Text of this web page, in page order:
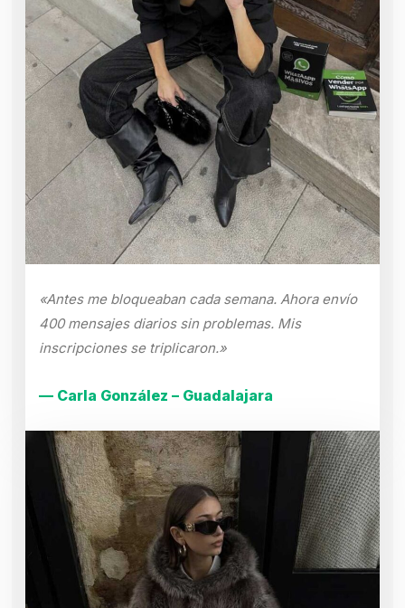
«Antes me bloqueaban cada semana. Ahora envío
400 mensajes diarios sin problemas. Mis
inscripciones se triplicaron.»
— Carla González – Guadalajara